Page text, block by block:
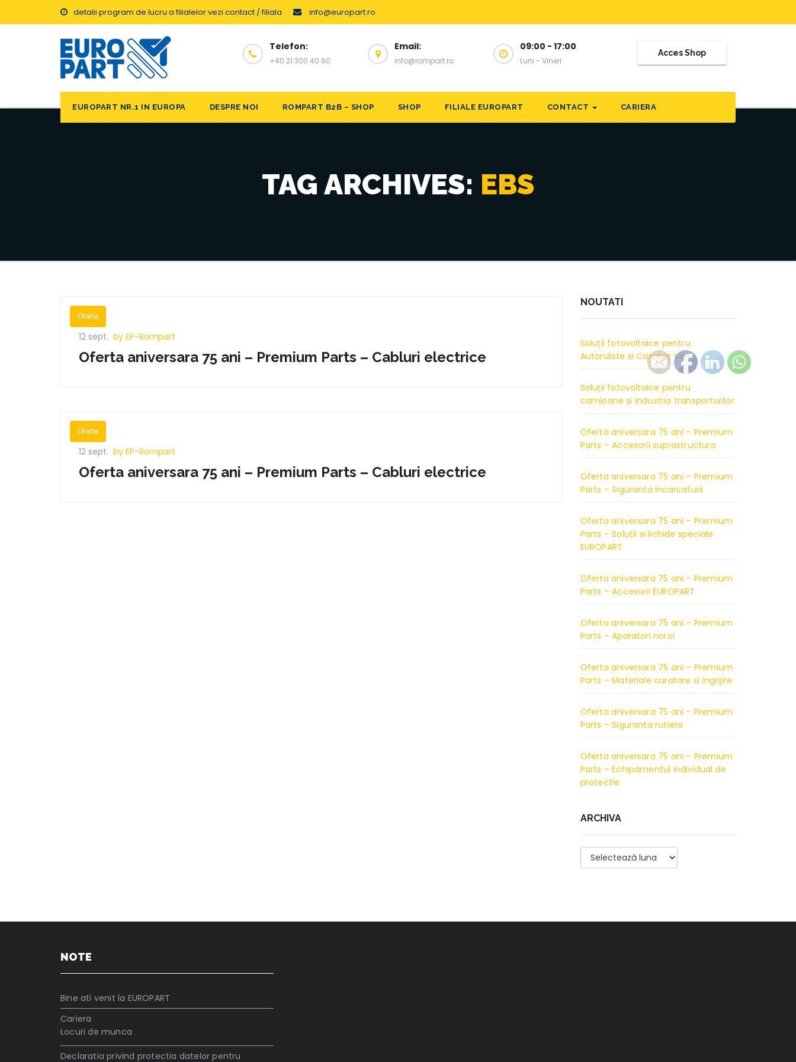
detalii program de lucru a filialelor vezi contact / filiala info@europart.ro
Telefon:
+40 21 300 40 60
Email:
info@rompart.ro
09:00 - 17:00
Luni - Vineri
Acces Shop
EUROPART NR.1 IN EUROPA DESPRE NOI ROMPART B2B – SHOP SHOP FILIALE EUROPART CONTACT CARIERA
TAG ARCHIVES: EBS
Oferte
12 sept. by EP-Rompart
Oferta aniversara 75 ani – Premium Parts – Cabluri electrice
Oferte
12 sept. by EP-Rompart
Oferta aniversara 75 ani – Premium Parts – Cabluri electrice
NOUTATI
Soluții fotovoltaice pentru
Autorulote si Camper Van
Soluții fotovoltaice pentru
camioane și industria transporturilor
Oferta aniversara 75 ani – Premium
Parts – Accesorii suprastructura
Oferta aniversara 75 ani – Premium
Parts – Siguranta incarcaturii
Oferta aniversara 75 ani – Premium
Parts – Solutii si lichide speciale
EUROPART
Oferta aniversara 75 ani – Premium
Parts – Accesorii EUROPART
Oferta aniversara 75 ani – Premium
Parts – Aparatori noroi
Oferta aniversara 75 ani – Premium
Parts – Materiale curatare si ingrijire
Oferta aniversara 75 ani – Premium
Parts – Siguranta rutiera
Oferta aniversara 75 ani – Premium
Parts – Echipamentul individual de
protectie
ARCHIVA
Archiva
NOTE
Bine ati venit la EUROPART
Cariera
Locuri de munca
Declaratia privind protectia datelor pentru